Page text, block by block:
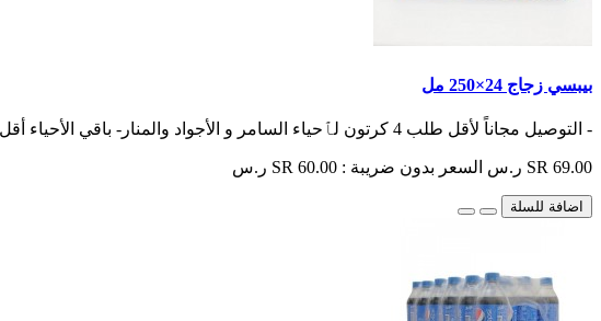
بيبسي زجاج 24×250 مل
- التوصيل مجاناً لأقل طلب 4 كرتون لٱحياء السامر و الأجواد والمنار- باقي الأحياء أقل طلب 6 كرتون- الت..
SR 69.00 ر.س السعر بدون ضريبة : SR 60.00 ر.س
اضافة للسلة